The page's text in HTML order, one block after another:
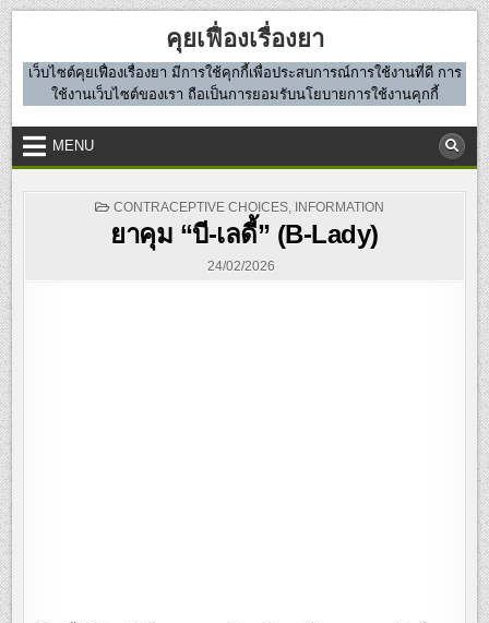
Skip
to
content
คุยเฟื่องเรื่องยา
เว็บไซต์คุยเฟื่องเรื่องยา มีการใช้คุกกี้เพื่อประสบการณ์การใช้งานที่ดี การ
ใช้งานเว็บไซต์ของเรา ถือเป็นการยอมรับนโยบายการใช้งานคุกกี้
MENU
POSTED
CONTRACEPTIVE CHOICES, INFORMATION
ยาคุม “บี-เลดี้” (B-Lady)
24/02/2026